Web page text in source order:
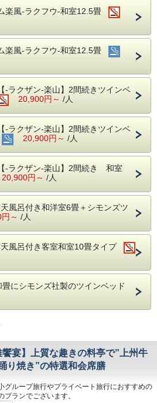
ご用意しております。
ては小宴会場となる場合もございます
部ガーデン自慢の田舎の優しい味を楽しめる和
採れたて新鮮野菜サラダ、
洋食メニューとバラエティー豊富なバイキング
料理です。
00～9：00まで(※最終入場8:30)
素塩泉の良質泉でスベスベ感のある「美肌湯」
で「風邪治しの湯」とも云われています。
ださい。
光スポットのご案内】
車で20分
パーク：車で30分
40分
ークへ：車で30分
クへ：車で30分
楽風-ラクフウ-和室12.5畳
楽風-ラクフウ-和室12.5畳
ラクザン-楽山】2間続きツインベ
20,900円～ /人
ラクザン-楽山】2間続きツインベ
20,900円～ /人
-ラクザン-楽山】2間続き 和室
20,900円～ /人
風呂付き和洋室6畳＋シモンズツ
～ /人
風呂付き客室和室10畳タイプ
にシモンズ社製のツインベッド
宴】上質な趣きの料亭で”上州牛
り焼き”の特選和会席膳
グループ旅行やプライベート旅行におすすめの
プランでございます。